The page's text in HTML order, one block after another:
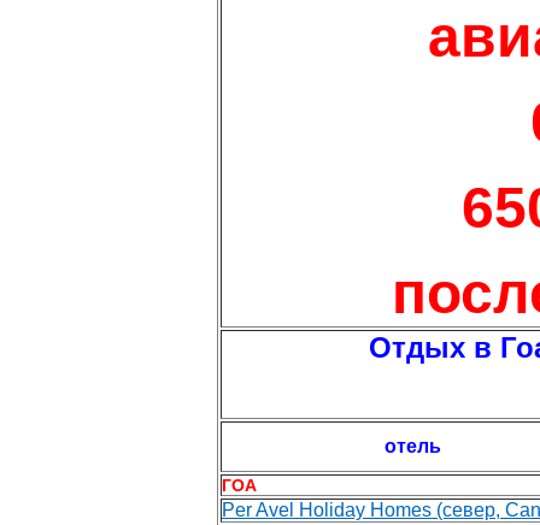
Отдых в
отель
ГОА
Per Avel Holiday Homes (север,